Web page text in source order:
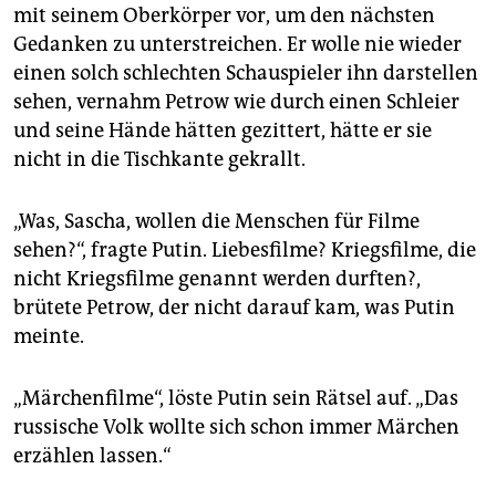
mit seinem Oberkörper vor, um den nächsten
Gedanken zu unterstreichen. Er wolle nie wieder
einen solch schlechten Schauspieler ihn darstellen
sehen, vernahm Petrow wie durch einen Schleier
und seine Hände hätten gezittert, hätte er sie
nicht in die Tischkante gekrallt.
„Was, Sascha, wollen die Menschen für Filme
sehen?“, fragte Putin. Liebesfilme? Kriegsfilme, die
nicht Kriegsfilme genannt werden durften?,
brütete Petrow, der nicht darauf kam, was Putin
meinte.
„Märchenfilme“, löste Putin sein Rätsel auf. „Das
russische Volk wollte sich schon immer Märchen
erzählen lassen.“